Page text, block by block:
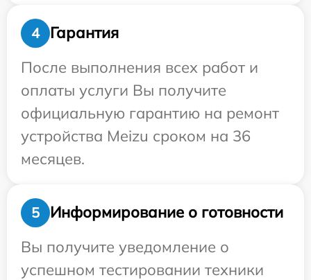
4
Гарантия
После выполнения всех работ и
оплаты услуги Вы получите
официальную гарантию на ремонт
устройства Meizu сроком на 36
месяцев.
5
Информирование о готовности
Вы получите уведомление о
успешном тестировании техники